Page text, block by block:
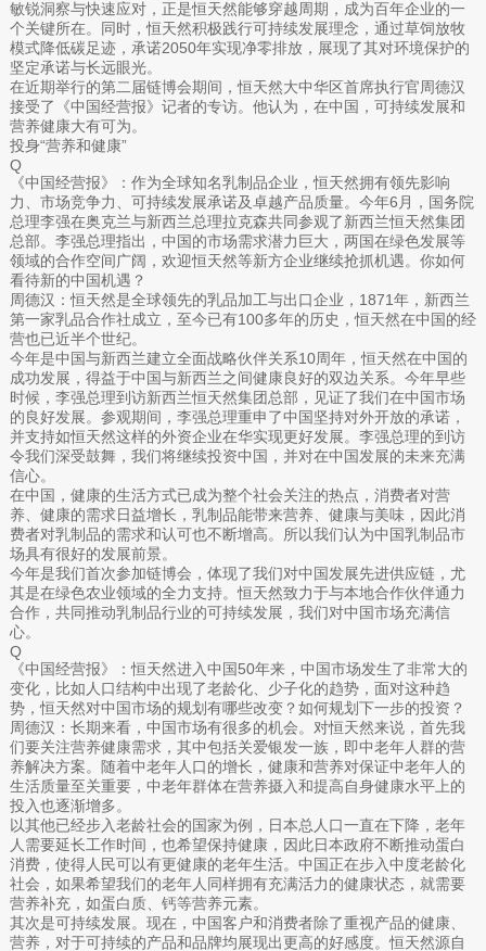
敏锐洞察与快速应对，正是恒天然能够穿越周期，成为百年企业的一
个关键所在。同时，恒天然积极践行可持续发展理念，通过草饲放牧
模式降低碳足迹，承诺2050年实现净零排放，展现了其对环境保护的
坚定承诺与长远眼光。
在近期举行的第二届链博会期间，恒天然大中华区首席执行官周德汉
接受了《中国经营报》记者的专访。他认为，在中国，可持续发展和
营养健康大有可为。
投身“营养和健康”
Q
《中国经营报》：作为全球知名乳制品企业，恒天然拥有领先影响
力、市场竞争力、可持续发展承诺及卓越产品质量。今年6月，国务院
总理李强在奥克兰与新西兰总理拉克森共同参观了新西兰恒天然集团
总部。李强总理指出，中国的市场需求潜力巨大，两国在绿色发展等
领域的合作空间广阔，欢迎恒天然等新方企业继续抢抓机遇。你如何
看待新的中国机遇？
周德汉：恒天然是全球领先的乳品加工与出口企业，1871年，新西兰
第一家乳品合作社成立，至今已有100多年的历史，恒天然在中国的经
营也已近半个世纪。
今年是中国与新西兰建立全面战略伙伴关系10周年，恒天然在中国的
成功发展，得益于中国与新西兰之间健康良好的双边关系。今年早些
时候，李强总理到访新西兰恒天然集团总部，见证了我们在中国市场
的良好发展。参观期间，李强总理重申了中国坚持对外开放的承诺，
并支持如恒天然这样的外资企业在华实现更好发展。李强总理的到访
令我们深受鼓舞，我们将继续投资中国，并对在中国发展的未来充满
信心。
在中国，健康的生活方式已成为整个社会关注的热点，消费者对营
养、健康的需求日益增长，乳制品能带来营养、健康与美味，因此消
费者对乳制品的需求和认可也不断增高。所以我们认为中国乳制品市
场具有很好的发展前景。
今年是我们首次参加链博会，体现了我们对中国发展先进供应链，尤
其是在绿色农业领域的全力支持。恒天然致力于与本地合作伙伴通力
合作，共同推动乳制品行业的可持续发展，我们对中国市场充满信
心。
Q
《中国经营报》：恒天然进入中国50年来，中国市场发生了非常大的
变化，比如人口结构中出现了老龄化、少子化的趋势，面对这种趋
势，恒天然对中国市场的规划有哪些改变？如何规划下一步的投资？
周德汉：长期来看，中国市场有很多的机会。对恒天然来说，首先我
们要关注营养健康需求，其中包括关爱银发一族，即中老年人群的营
养解决方案。随着中老年人口的增长，健康和营养对保证中老年人的
生活质量至关重要，中老年群体在营养摄入和提高自身健康水平上的
投入也逐渐增多。
以其他已经步入老龄社会的国家为例，日本总人口一直在下降，老年
人需要延长工作时间，也希望保持健康，因此日本政府不断推动蛋白
消费，使得人民可以有更健康的老年生活。中国正在步入中度老龄化
社会，如果希望我们的老年人同样拥有充满活力的健康状态，就需要
营养补充，如蛋白质、钙等营养元素。
其次是可持续发展。现在，中国客户和消费者除了重视产品的健康、
营养，对于可持续的产品和品牌均展现出更高的好感度。恒天然源自